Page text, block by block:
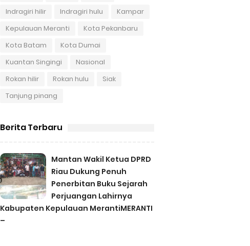
Indragiri hilir
Indragiri hulu
Kampar
Kepulauan Meranti
Kota Pekanbaru
Kota Batam
Kota Dumai
Kuantan Singingi
Nasional
Rokan hilir
Rokan hulu
Siak
Tanjung pinang
Berita Terbaru
Mantan Wakil Ketua DPRD
Riau Dukung Penuh
Penerbitan Buku Sejarah
Perjuangan Lahirnya
Kabupaten Kepulauan MerantiMERANTI
–